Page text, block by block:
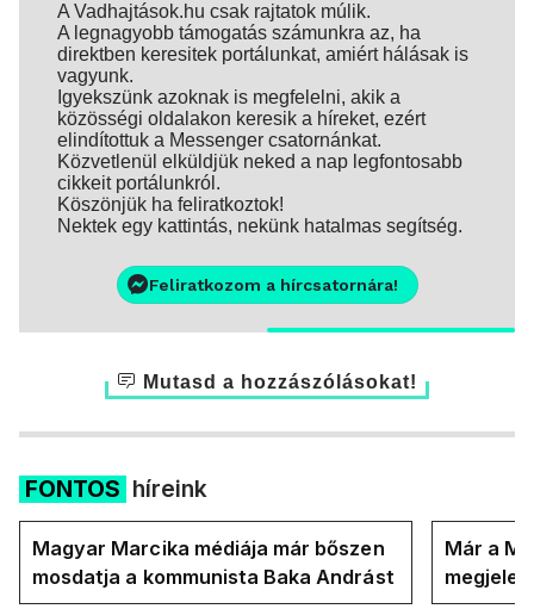
A Vadhajtások.hu csak rajtatok múlik.
A legnagyobb támogatás számunkra az, ha
direktben keresitek portálunkat, amiért hálásak is
vagyunk.
Igyekszünk azoknak is megfelelni, akik a
közösségi oldalakon keresik a híreket, ezért
elindítottuk a Messenger csatornánkat.
Közvetlenül elküldjük neked a nap legfontosabb
cikkeit portálunkról.
Köszönjük ha feliratkoztok!
Nektek egy kattintás, nekünk hatalmas segítség.
Feliratkozom a hírcsatornára!
Mutasd a hozzászólásokat!
FONTOS híreink
Magyar Marcika médiája már bőszen
mosdatja a kommunista Baka Andrást
Már a